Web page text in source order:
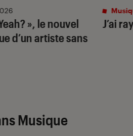
», le nouvel
d’un artiste sans
J’ai
Musique